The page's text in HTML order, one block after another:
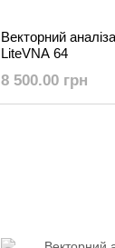
Векторний
LiteVNA 64
8 500.00 грн